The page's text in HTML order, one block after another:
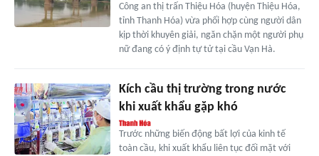
Công an thị trấn Thiệu Hóa (huyện Thiệu Hóa,
tỉnh Thanh Hóa) vừa phối hợp cùng người dân
kịp thời khuyên giải, ngăn chặn một người phụ
nữ đang có ý định tự tử tại cầu Vạn Hà.
Kích cầu thị trường trong nước
khi xuất khẩu gặp khó
Trước những biến động bất lợi của kinh tế
toàn cầu, khi xuất khẩu liên tục đối mặt với